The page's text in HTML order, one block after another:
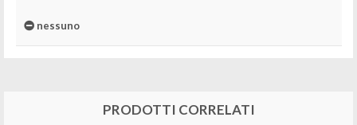
nessuno
PRODOTTI CORRELATI